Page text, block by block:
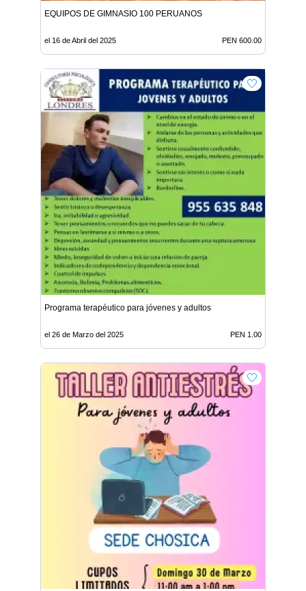
EQUIPOS DE GIMNASIO 100 PERUANOS
el 16 de Abril del 2025 PEN 600.00
Programa terapéutico para jóvenes y adultos
el 26 de Marzo del 2025 PEN 1.00